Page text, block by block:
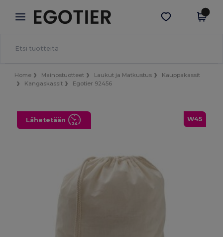
× Egotier-sovellus
Paremmat hinnat appissa!
Hae sovellus
Home Mainostuotteet Laukut ja Matkustus
Kauppakassit
Kangaskassit
Egotier 92456
W45
Lähetetään